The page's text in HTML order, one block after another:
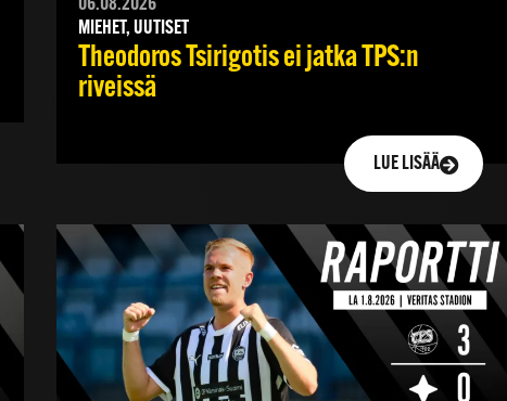
06.08.2026
MIEHET, UUTISET
Theodoros Tsirigotis ei jatka TPS:n
riveissä
LUE LISÄÄ